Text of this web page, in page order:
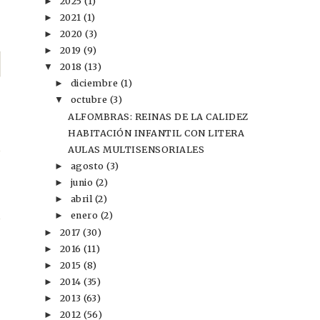
► 2021 (1)
► 2020 (3)
► 2019 (9)
▼ 2018 (13)
► diciembre (1)
▼ octubre (3)
ALFOMBRAS: REINAS DE LA CALIDEZ
HABITACIÓN INFANTIL CON LITERA
AULAS MULTISENSORIALES
► agosto(3)
► junio (2)
► abril (2)
► enero (2)
► 2017 (30)
► 2016 (11)
► 2015 (8)
► 2014 (35)
► 2013 (63)
► 2012 (56)